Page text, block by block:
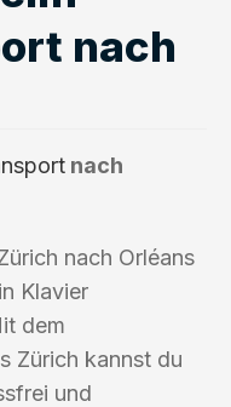
nach
nach
nach Orléans
Klavier
dem
Zürich kannst du
und